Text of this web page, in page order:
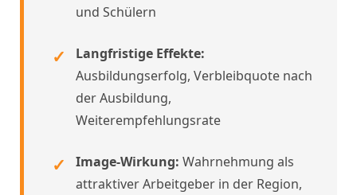
und Schülern
Langfristige Effekte:
Ausbildungserfolg, Verbleibquote nach
der Ausbildung,
Weiterempfehlungsrate
Image-Wirkung: Wahrnehmung als
attraktiver Arbeitgeber in der Region,